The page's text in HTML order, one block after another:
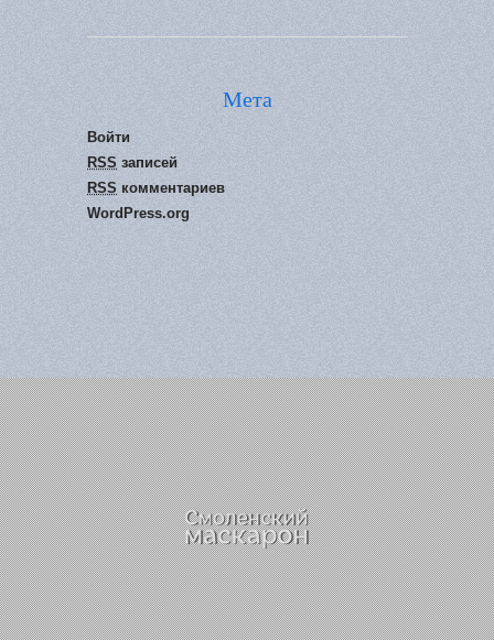
Мета
Войти
RSS записей
RSS комментариев
WordPress.org